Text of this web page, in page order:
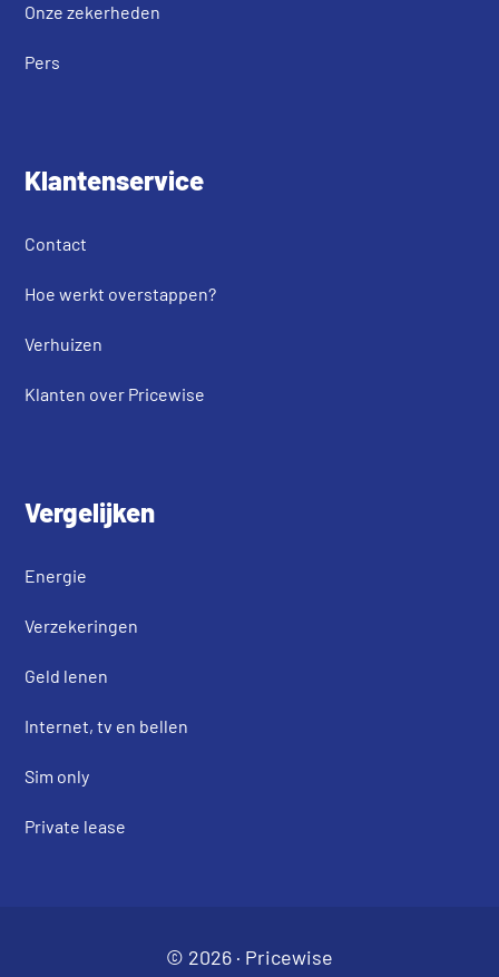
Onze zekerheden
Pers
Klantenservice
Contact
Hoe werkt overstappen?
Verhuizen
Klanten over Pricewise
Vergelijken
Energie
Verzekeringen
Geld lenen
Internet, tv en bellen
Sim only
Private lease
© 2026 · Pricewise